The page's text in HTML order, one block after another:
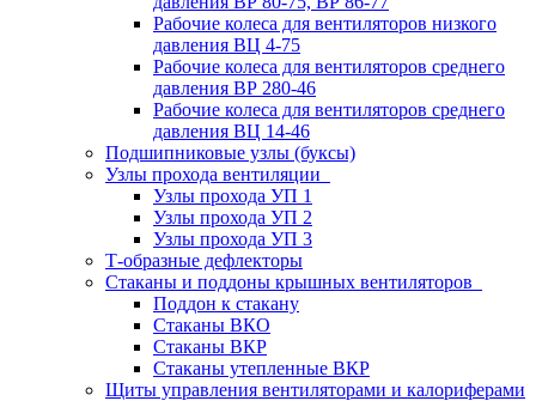
Рабочие колеса для вентиляторов низкого
давления ВЦ 4-75
Рабочие колеса для вентиляторов среднего
давления ВР 280-46
Рабочие колеса для вентиляторов среднего
давления ВЦ 14-46
Подшипниковые узлы (буксы)
Узлы прохода вентиляции
Узлы прохода УП 1
Узлы прохода УП 2
Узлы прохода УП 3
Т-образные дефлекторы
Стаканы и поддоны крышных вентиляторов
Поддон к стакану
Стаканы ВКО
Стаканы ВКР
Стаканы утепленные ВКР
Щиты управления вентиляторами и калориферами